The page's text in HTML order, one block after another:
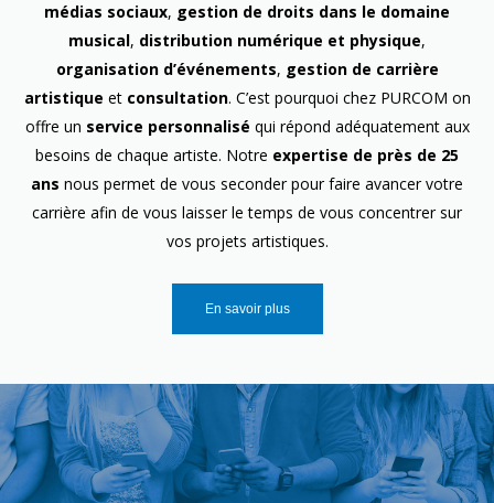
médias sociaux, gestion de droits dans le domaine
musical, distribution numérique et physique,
organisation d’événements, gestion de carrière
artistique etconsultation. C’est pourquoi chez PURCOM on
offre un service personnalisé qui répond adéquatement aux
besoins de chaque artiste. Notre expertise de près de 25
ans nous permet de vous seconder pour faire avancer votre
carrière afin de vous laisser le temps de vous concentrer sur
vos projets artistiques.
En savoir plus